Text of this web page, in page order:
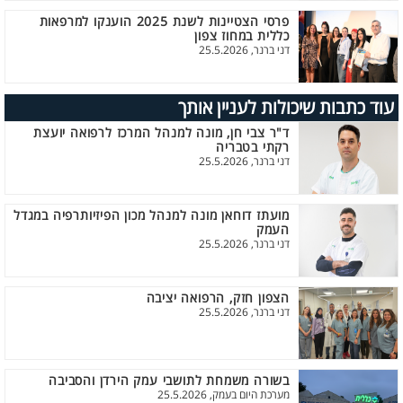
פרסי הצטיינות לשנת 2025 הוענקו למרפאות
כללית במחוז צפון
דני ברנר, 25.5.2026
עוד כתבות שיכולות לעניין אותך
ד"ר צבי חן, מונה למנהל המרכז לרפואה יועצת
רקתי בטבריה
דני ברנר, 25.5.2026
מועתז דוחאן מונה למנהל מכון הפיזיותרפיה במגדל
העמק
דני ברנר, 25.5.2026
הצפון חזק, הרפואה יציבה
דני ברנר, 25.5.2026
בשורה משמחת לתושבי עמק הירדן והסביבה
מערכת היום בעמק, 25.5.2026